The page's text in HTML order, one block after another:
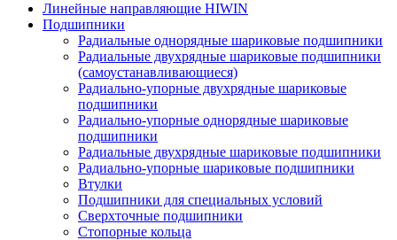
Линейные направляющие HIWIN
Подшипники
Радиальные однорядные шариковые подшипники
Радиальные двухрядные шариковые подшипники
(самоустанавливающиеся)
Радиально-упорные двухрядные шариковые
подшипники
Радиально-упорные однорядные шариковые
подшипники
Радиальные двухрядные шариковые подшипники
Радиально-упорные шариковые подшипники
Втулки
Подшипники для специальных условий
Сверхточные подшипники
Стопорные кольца